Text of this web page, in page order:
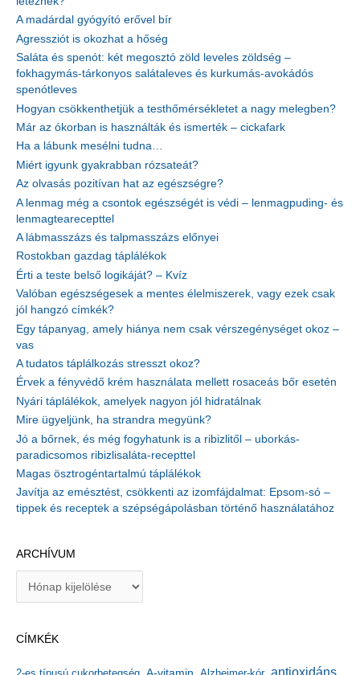
A madárdal gyógyító erővel bír
Agressziót is okozhat a hőség
Saláta és spenót: két megosztó zöld leveles zöldség –
fokhagymás-tárkonyos salátaleves és kurkumás-avokádós
spenótleves
Hogyan csökkenthetjük a testhőmérsékletet a nagy melegben?
Már az ókorban is használták és ismerték – cickafark
Ha a lábunk mesélni tudna…
Miért igyunk gyakrabban rózsateát?
Az olvasás pozitívan hat az egészségre?
A lenmag még a csontok egészségét is védi – lenmagpuding- és
lenmagtearecepttel
A lábmasszázs és talpmasszázs előnyei
Rostokban gazdag táplálékok
Érti a teste belső logikáját? – Kvíz
Valóban egészségesek a mentes élelmiszerek, vagy ezek csak
jól hangzó címkék?
Egy tápanyag, amely hiánya nem csak vérszegénységet okoz –
vas
A tudatos táplálkozás stresszt okoz?
Érvek a fényvédő krém használata mellett rosaceás bőr esetén
Nyári táplálékok, amelyek nagyon jól hidratálnak
Mire ügyeljünk, ha strandra megyünk?
Jó a bőrnek, és még fogyhatunk is a ribizlitől – uborkás-
paradicsomos ribizlisaláta-recepttel
Magas ösztrogéntartalmú táplálékok
Javítja az emésztést, csökkenti az izomfájdalmat: Epsom-só –
tippek és receptek a szépségápolásban történő használatához
ARCHÍVUM
íCÍMKÉK
antioxidáns